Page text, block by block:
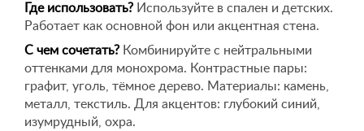
Где использовать? Используйте в спален и детских.
Работает как основной фон или акцентная стена.
С чем сочетать? Комбинируйте с нейтральными
оттенками для монохрома. Контрастные пары:
графит, уголь, тёмное дерево. Материалы: камень,
металл, текстиль. Для акцентов: глубокий синий,
изумрудный, охра.